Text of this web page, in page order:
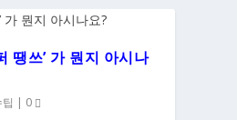
땡쓰’ 가 뭔지 아시나
| 0